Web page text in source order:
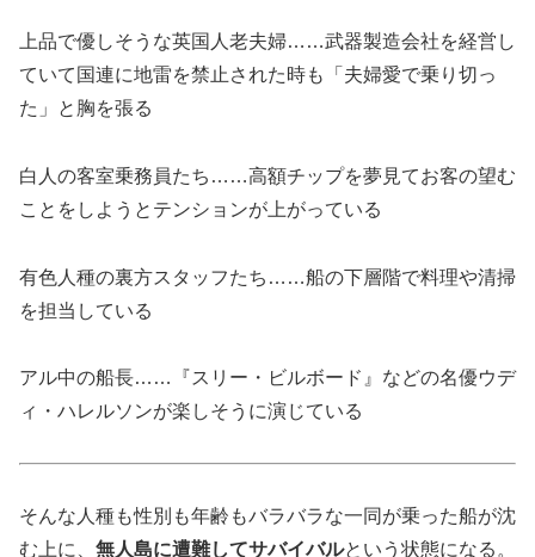
上品で優しそうな英国人老夫婦……武器製造会社を経営し
ていて国連に地雷を禁止された時も「夫婦愛で乗り切っ
た」と胸を張る
白人の客室乗務員たち……高額チップを夢見てお客の望む
ことをしようとテンションが上がっている
有色人種の裏方スタッフたち……船の下層階で料理や清掃
を担当している
アル中の船長……『スリー・ビルボード』などの名優ウデ
ィ・ハレルソンが楽しそうに演じている
そんな人種も性別も年齢もバラバラな一同が乗った船が沈
む上に、 無人島に遭難してサバイバルという状態になる。